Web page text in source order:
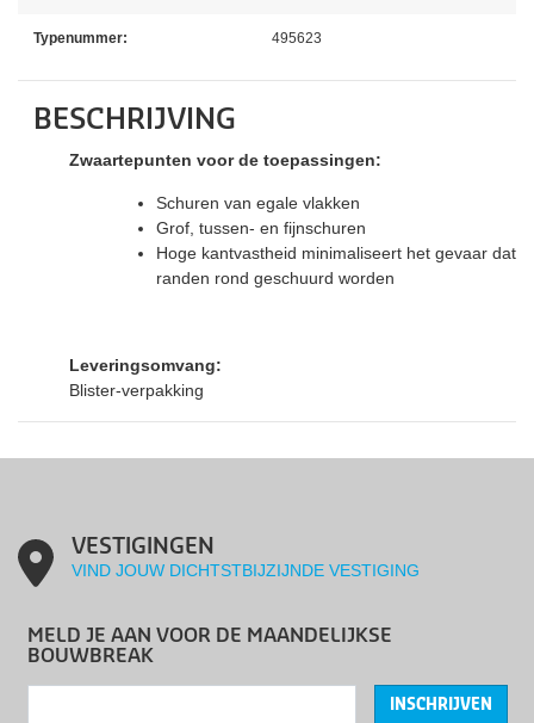
Typenummer: 495623
BESCHRIJVING
Zwaartepunten voor de toepassingen:
Schuren van egale vlakken
Grof, tussen- en fijnschuren
Hoge kantvastheid minimaliseert het gevaar dat
randen rond geschuurd worden
Leveringsomvang:
Blister-verpakking
VESTIGINGEN
VIND JOUW DICHTSTBIJZIJNDE VESTIGING
MELD JE AAN VOOR DE MAANDELIJKSE
BOUWBREAK
INSCHRIJVEN